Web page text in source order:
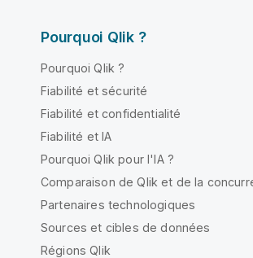
Pourquoi Qlik ?
Pourquoi Qlik ?
Fiabilité et sécurité
Fiabilité et confidentialité
Fiabilité et IA
Pourquoi Qlik pour l'IA ?
Comparaison de Qlik et de la
Partenaires technologiques
Sources et cibles de données
Régions Qlik